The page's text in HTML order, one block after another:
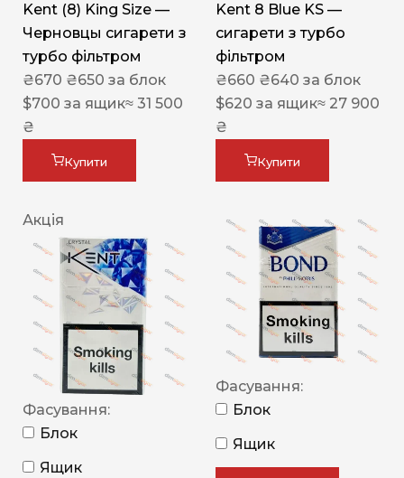
Kent (8) King Size —
Черновцы сигарети з
турбо фільтром
₴670 ₴650 за блок
$700 за ящик≈ 31 500
₴
Купити
Kent 8 Blue KS —
сигарети з турбо
фільтром
₴660 ₴640 за блок
$620 за ящик≈ 27 900
₴
Купити
Акція
Фасування:
Блок
Ящик
Фасування:
Блок
Ящик